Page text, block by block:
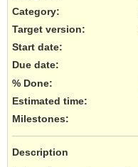
Category:
Target version:
Start date:
Due date:
% Done:
Estimated time:
Milestones:
Description